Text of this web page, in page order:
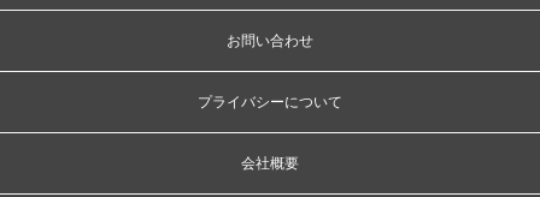
お問い合わせ
プライバシーについて
会社概要